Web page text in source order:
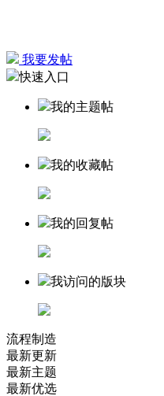
我要发帖
快速入口
我的主题帖
我的收藏帖
我的回复帖
我访问的版块
流程制造
最新更新
最新主题
最新优选